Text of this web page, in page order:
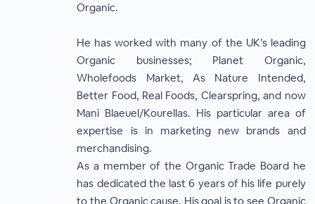
Organic.
He has worked with many of the UK’s leading
Organic businesses; Planet Organic,
Wholefoods Market, As Nature Intended,
Better Food, Real Foods, Clearspring, and now
Mani Blaeuel/Kourellas. His particular area of
expertise is in marketing new brands and
merchandising.
As a member of the Organic Trade Board he
has dedicated the last 6 years of his life purely
to the Organic cause. His goal is to see Organic